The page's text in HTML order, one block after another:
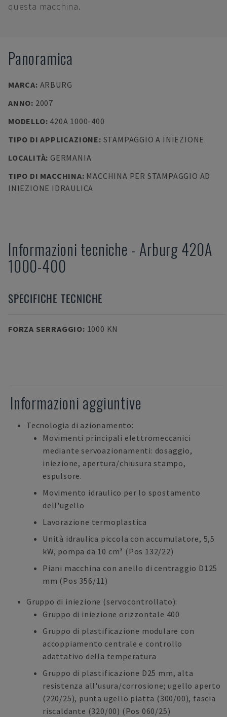
questa macchina.
Panoramica
MARCA: ARBURG
ANNO: 2007
MODELLO: 420A 1000-400
TIPO DI APPLICAZIONE: STAMPAGGIO A INIEZIONE
LOCALITÀ: GERMANIA
TIPO DI MACCHINA: MACCHINA PER STAMPAGGIO AD
INIEZIONE IDRAULICA
Informazioni tecniche - Arburg420A
1000-400
SPECIFICHE TECNICHE
FORZA SERRAGGIO: 1000 KN
Informazioni aggiuntive
Tecnologia di azionamento:
Movimenti principali elettromeccanici
mediante servoazionamenti: dosaggio,
iniezione, apertura/chiusura stampo,
espulsore.
Movimento idraulico per lo spostamento
dell'ugello
Lavorazione termoplastica
Unità idraulica piccola con accumulatore, 5,5
kW, pompa da 10 cm³ (Pos 132/22)
Piani macchina con anello di centraggio D125
mm (Pos 356/11)
Gruppo di iniezione (servocontrollato):
Gruppo di iniezione orizzontale 400
Gruppo di plastificazione modulare con
accoppiamento centrale e controllo
adattativo della temperatura
Gruppo di plastificazione D25 mm, alta
resistenza all'usura/corrosione; ugello aperto
(220/25), punta ugello piatta (300/00), fascia
riscaldante (320/00) (Pos 060/25)